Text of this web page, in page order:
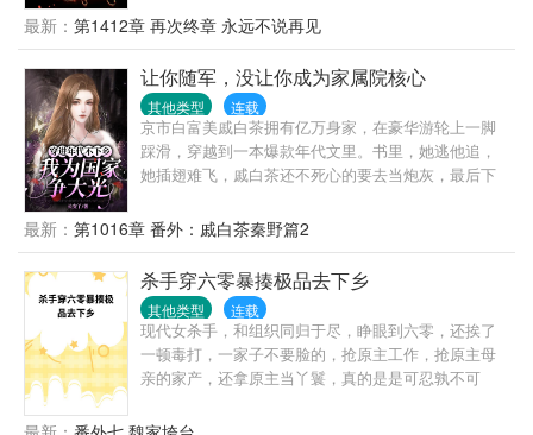
六将，从无数凶猛的女人中脱颖而出，赢得韩大她终
裁哪一点？ （一脸娇羞）满身的铜臭气，还有草菅人
命的气质 你收过最浪漫的订婚礼物是什么？ （犹豫纠
结）系统，爱情测试系统 你收过最温情的结婚礼物是
什么？ （泪流满面）系统，婚姻测试系统 你收过最意
外的周年礼物是什么？ （崩溃离线）系统，亲子测试
撩汉攻略~苏苏苏~甜炸天~脑洞无极限~
网排行第一的特级杀手？顶级的世界黑客？服装设计
公司的创始人？赛车场上连续三年封神的“王”？全球最
大的游戏公司的幕后老板？铁血无情的威震M洲地下黑
道的教官？哦……不巧……好像都是我要问程瑾每天
最大的烦恼是什么？老婆吃的好不好老婆的马甲什么
时候能爆完？
最新： 第1412章 再次终章 永远不说再见
让你随军，没让你成为家属院核心
其他类型 连载
京市白富美戚白茶拥有亿万身家，在豪华游轮上一脚
踩滑，穿越到一本爆款年代文里。书里，她逃他追，
她插翅难飞，戚白茶还不死心的要去当炮灰，最后下
间，这跟度假没啥样，小手一挥，送无良爹妈去吃
灰，白莲妹妹，报名去大西北喂猪，卷款闪婚男军
官。嗯，换个地方继续躺平。……最近，家属院炸
了，听说那出任务的秦队长捡了个媳妇回来。娇弱白
嫩，手不能提，偏偏秦队长还宠的不行。喝水怕烫
着，做菜怕伤着，就连走路，都恨不得抱着。嫂子们
瓜子一抓，坐等抛夫弃子戏码。这盼着望着，戚白茶
成了首屈一指的外科医生，双胞胎呱呱落地，国家特
最新： 第1016章 番外：戚白茶秦野篇2
杀手穿六零暴揍极品去下乡
其他类型 连载
现代女杀手，和组织同归于尽，睁眼到六零，还挨了
一顿毒打，一家子不要脸的，抢原主工作，抢原主母
亲的家产，还拿原主当丫鬟，真的是是可忍孰不可
么这样红！看女杀手如何在六零年代，虐渣斗极品，